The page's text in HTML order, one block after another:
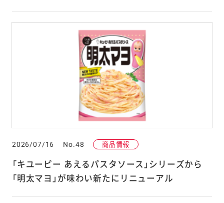
2026/07/16 No.48 商品情報
「キユーピー あえるパスタソース」シリーズから
「明太マヨ」が味わい新たにリニューアル